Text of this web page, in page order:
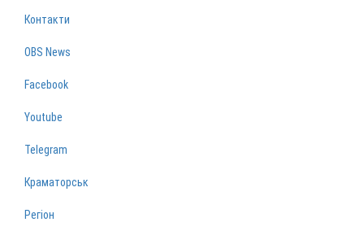
Контакти
OBS News
Facebook
Youtube
Telegram
Краматорськ
Регіон